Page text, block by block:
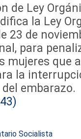
de Ley
la Ley
23 de
para
mujeres que
la
embarazo.
Socialista